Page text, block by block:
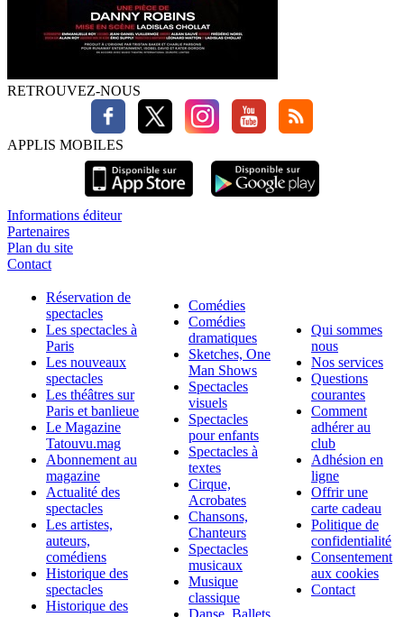
RETROUVEZ-NOUS
APPLIS MOBILES
Informations éditeur
Partenaires
Plan du site
Contact
Réservation de
spectacles
Les spectacles à
Paris
Les nouveaux
spectacles
Les théâtres sur
Paris et banlieue
Le Magazine
Tatouvu.mag
Abonnement au
magazine
Actualité des
spectacles
Les artistes,
auteurs,
comédiens
Historique des
spectacles
Historique des
Comédies
Comédies
dramatiques
Sketches, One
Man Shows
Spectacles
visuels
Spectacles
pour enfants
Spectacles à
textes
Cirque,
Acrobates
Chansons,
Chanteurs
Spectacles
musicaux
Musique
classique
Qui sommes
nous
Nos services
Questions
courantes
Comment
adhérer au
club
Adhésion en
ligne
Offrir une
carte cadeau
Politique de
confidentialité
Consentement
aux cookies
Contact